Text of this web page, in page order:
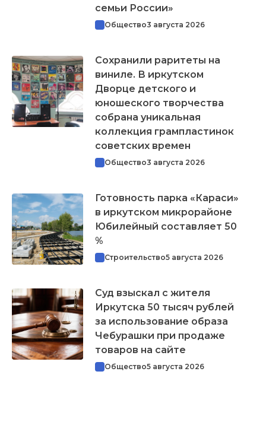
семьи России»
Общество3 августа 2026
Сохранили раритеты на
виниле. В иркутском
Дворце детского и
юношеского творчества
собрана уникальная
коллекция грампластинок
советских времен
Общество3 августа 2026
Готовность парка «Караси»
в иркутском микрорайоне
Юбилейный составляет 50
%
Строительство5 августа 2026
Суд взыскал с жителя
Иркутска 50 тысяч рублей
за использование образа
Чебурашки при продаже
товаров на сайте
Общество5 августа 2026